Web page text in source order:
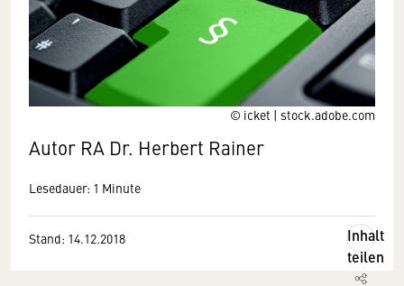
© icket | stock.adobe.com
Autor RA Dr. Herbert Rainer
Lesedauer: 1 Minute
Stand: 14.12.2018
Inhalt
teilen